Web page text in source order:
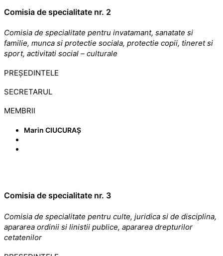
Comisia de specialitate nr. 2
Comisia de specialitate pentru invatamant, sanatate si
familie, munca si protectie sociala, protectie copii, tineret si
sport, activitati social – culturale
PREȘEDINTELE
SECRETARUL
MEMBRII
Marin CIUCURAȘ
Comisia de specialitate nr. 3
Comisia de specialitate pentru culte, juridica si de disciplina,
apararea ordinii si linistii publice, apararea drepturilor
cetatenilor